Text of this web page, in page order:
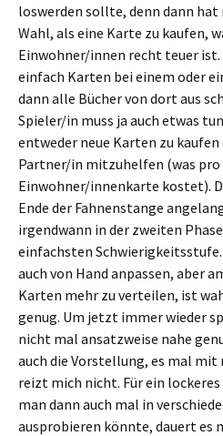
loswerden sollte, denn dann hat
Wahl, als eine Karte zu kaufen,
Einwohner/innen recht teuer
einfach Karten bei einem oder
dann alle Bücher von dort aus
Spieler/in muss ja auch etwas
entweder neue Karten zu
Partner/in mitzuhelfen (was pro
Einwohner/innenkarte kostet).
Ende der Fahnenstange
irgendwann in der zweiten
einfachsten
auch von Hand anpassen, aber
Karten mehr zu verteilen, ist
genug. Um jetzt immer wieder
nicht mal ansatzweise nahe
auch die Vorstellung, es mal mit
reizt mich nicht. Für ein
man dann auch mal in
ausprobieren könnte, dauert es